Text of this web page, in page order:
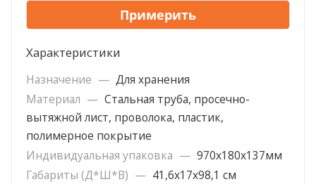
Примерить
Характеристики
Назначение — Для хранения
Материал — Стальная труба, просечно-
вытяжной лист, проволока, пластик,
полимерное покрытие
Индивидуальная упаковка — 970х180х137мм
Габариты (Д*Ш*В) — 41,6х17х98,1 см